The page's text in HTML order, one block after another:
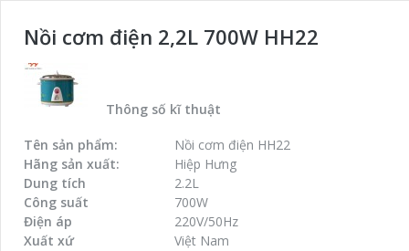
Nồi cơm điện 2,2L 700W HH22
Thông số kĩ thuật
Tên sản phẩm:
Nồi cơm điện HH22
Hãng sản xuất:
Hiệp Hưng
Dung tích
2.2L
Công suất
700W
Điện áp
220V/50Hz
Xuất xứ
Việt Nam